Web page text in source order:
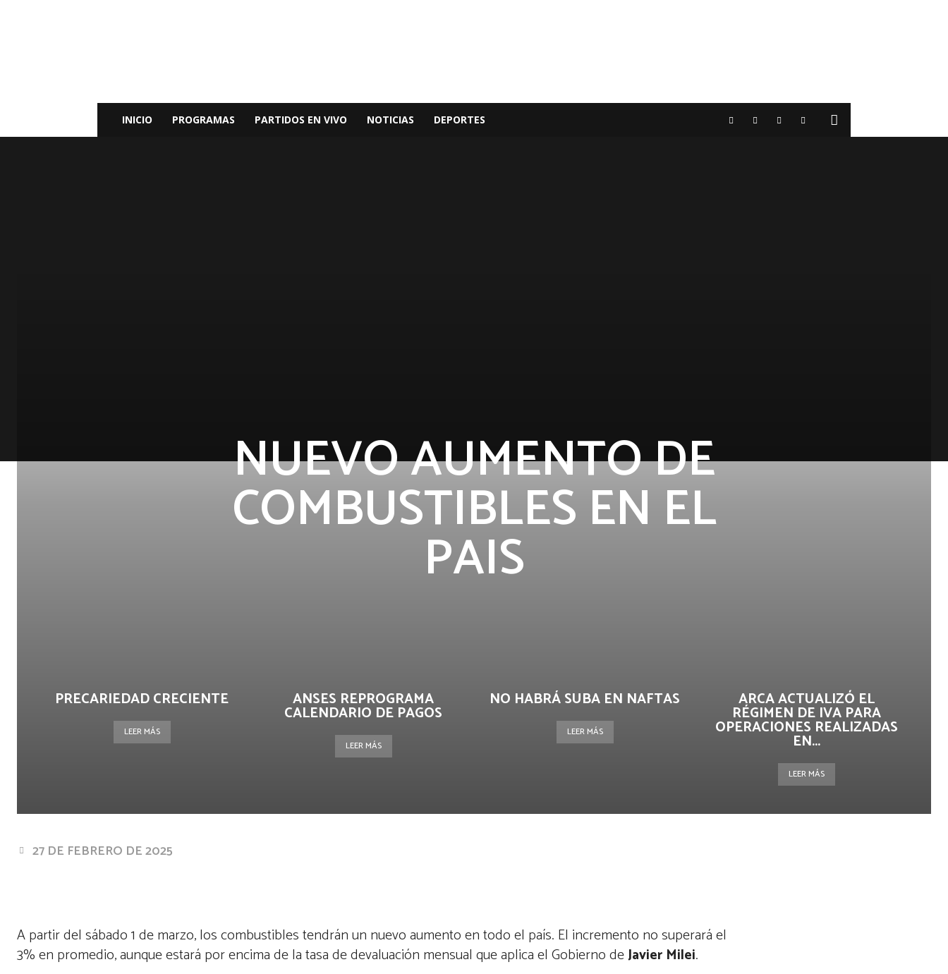
INICIO PROGRAMAS PARTIDOS EN VIVO NOTICIAS DEPORTES
NUEVO AUMENTO DE
COMBUSTIBLES EN EL
PAIS
PRECARIEDAD CRECIENTE
LEER MÁS
ANSES REPROGRAMA
CALENDARIO DE PAGOS
LEER MÁS
NO HABRÁ SUBA EN NAFTAS
LEER MÁS
ARCA ACTUALIZÓ EL
RÉGIMEN DE IVA PARA
OPERACIONES REALIZADAS
EN...
LEER MÁS
27 DE FEBRERO DE 2025
A partir del sábado 1 de marzo, los combustibles tendrán un nuevo aumento en todo el país. El incremento no superará el
3% en promedio, aunque estará por encima de la tasa de devaluación mensual que aplica el Gobierno deJavier Milei.